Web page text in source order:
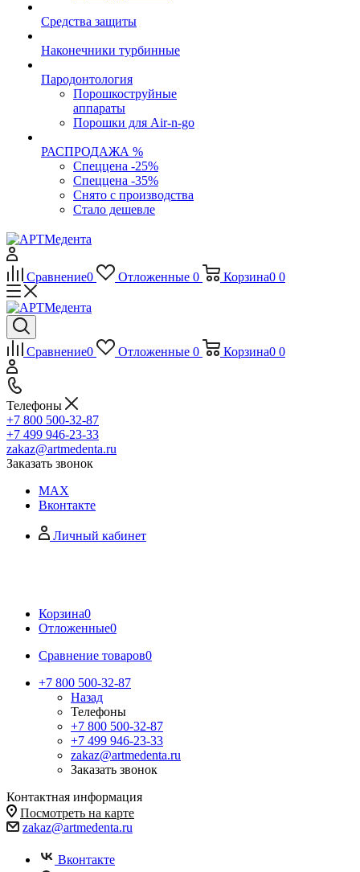
Средства защиты
Наконечники турбинные
Пародонтология
Порошкоструйные
аппараты
Порошки для Air-n-go
РАСПРОДАЖА %
Спеццена -25%
Спеццена -35%
Снято с производства
Стало дешевле
Сравнение0 Отложенные 0 Корзина0 0
Сравнение0 Отложенные 0 Корзина0 0
Телефоны
+7 800 500-32-87
+7 499 946-23-33
zakaz@artmedenta.ru
Заказать звонок
MAX
Вконтакте
Личный кабинет
Корзина0
Отложенные0
Сравнение товаров0
+7 800 500-32-87
Назад
Телефоны
+7 800 500-32-87
+7 499 946-23-33
zakaz@artmedenta.ru
Заказать звонок
Контактная информация
Посмотреть на карте
zakaz@artmedenta.ru
Вконтакте